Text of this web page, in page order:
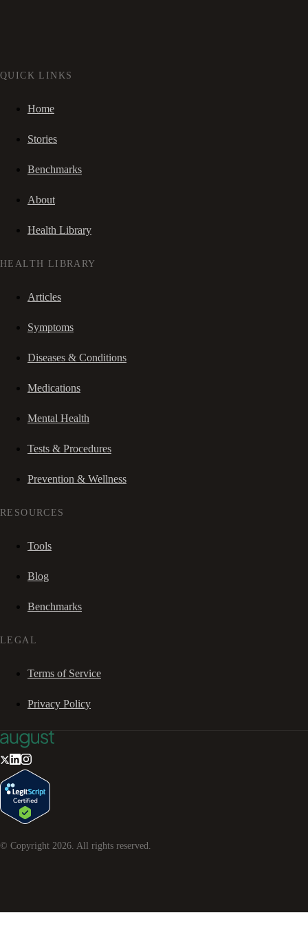
QUICK LINKS
Home
Stories
Benchmarks
About
Health Library
HEALTH LIBRARY
Articles
Symptoms
Diseases & Conditions
Medications
Mental Health
Tests & Procedures
Prevention & Wellness
RESOURCES
Tools
Blog
Benchmarks
LEGAL
Terms of Service
Privacy Policy
© Copyright 2026 . All rights reserved.